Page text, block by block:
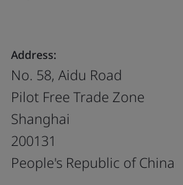
Address:
No. 58, Aidu Road
Pilot Free Trade Zone
Shanghai
200131
People's Republic of China